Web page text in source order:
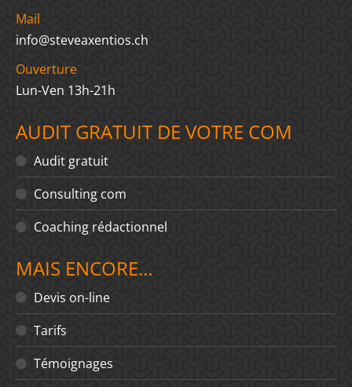
Mail
info@steveaxentios.ch
Ouverture
Lun-Ven 13h-21h
AUDIT GRATUIT DE VOTRE COM
Audit gratuit
Consulting com
Coaching rédactionnel
MAIS ENCORE…
Devis on-line
Tarifs
Témoignages